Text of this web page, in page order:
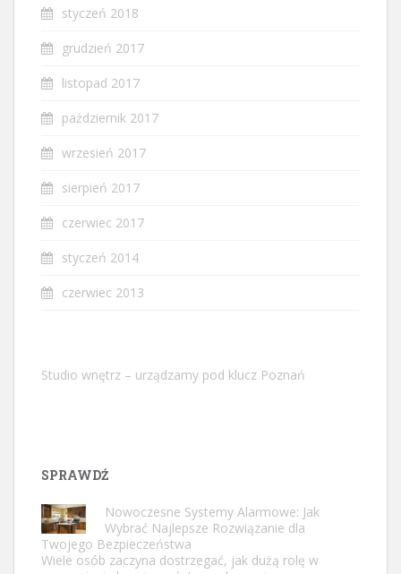
styczeń 2018
grudzień 2017
listopad 2017
październik 2017
wrzesień 2017
sierpień 2017
czerwiec 2017
styczeń 2014
czerwiec 2013
Studio wnętrz – urządzamy pod klucz Poznań
SPRAWDŹ
Nowoczesne Systemy Alarmowe: Jak
Wybrać Najlepsze Rozwiązanie dla
Twojego Bezpieczeństwa
Wiele osób zaczyna dostrzegać, jak dużą rolę w